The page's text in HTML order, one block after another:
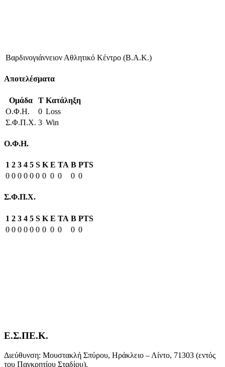
Βαρδινογιάννειον Αθλητικό Κέντρο (Β.Α.Κ.)
Αποτελέσματα
Ομάδα T Κατάληξη
Ο.Φ.Η.
0 Loss
Σ.Φ.Π.Χ. 3 Win
Ο.Φ.Η.
1 2 3 4 5 S K E TA B PTS
0 0 0 0 0 0 0 0 0 0 0
Σ.Φ.Π.Χ.
1 2 3 4 5 S K E TA B PTS
0 0 0 0 0 0 0 0 0 0 0
Ε.Σ.ΠΕ.Κ.
Διεύθυνση: Μουστακλή Σπύρου, Ηράκλειο – Λίντο, 71303 (εντός
του Παγκρητίου Σταδίου).